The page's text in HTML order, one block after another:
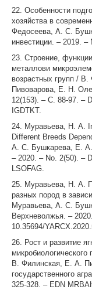
22. Особенности
хозяйства в
Федосеева, А. С.
инвестиции. – 2019.
23. Строение,
металлови
возрастных групп /
Пивоварова, Е. Н.
12(153). – С. 88-97. –
IGDTKT.
24. Муравьева, Н. А.
Different Breeds
А. С. Бушкарева, Е.
– 2020. – No. 2(50). –
LSOFAG.
25. Муравьева, Н. А.
разных пород в
Муравьева, А. С.
Верхневолжья. –
10.35694/
26. Рост и развитие
В. Филинская, Е. А.
государственного
325-328. – EDN